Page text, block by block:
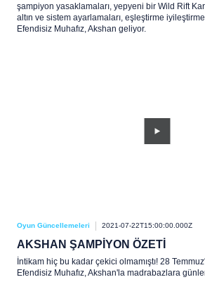
şampiyon yasaklamaları, yepyeni bir Wild Rift
altın ve sistem ayarlamaları, eşleştirme
Efendisiz Muhafız, Akshan geliyor.
Oyun Güncellemeleri 2021-07-22T15:00:00.000Z
AKSHAN ŞAMPİYON ÖZETİ
İntikam hiç bu kadar çekici olmamıştı! 28
Efendisiz Muhafız, Akshan'la madrabazlara